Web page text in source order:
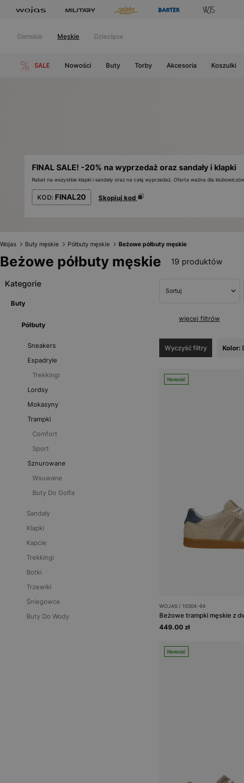
Damskie Męskie Dziecięce
SALE Nowości Buty Torby Akcesoria Koszulki
FINAL SALE! -20% na wyprzedaż oraz sandały i klapki
Rabat na wszystkie klapki i sandały oraz na całą wyprzedaż. Oferta ważna dla
KOD: FINAL20 Skopiuj kod
Wojas Buty męskie Półbuty męskie Beżowe półbuty męskie
Beżowe półbuty męskie 19 produktów
Kategorie
Buty
Półbuty
Sneakers
Espadryle
Trekkingi
Lordsy
Mokasyny
Trampki
Comfort
Sport
Sznurowane
Wsuwane
Buty Do Golfa
Sandały
Klapki
Kapcie
Trekkingi
Botki
Trzewiki
Śniegowce
Buty Do Wody
Sortuj
więcej filtrów
Wyczyść filtry Kolor:
Nowość
WOJAS / 10304-64
Beżowe trampki męskie z
449.00 zł
Nowość